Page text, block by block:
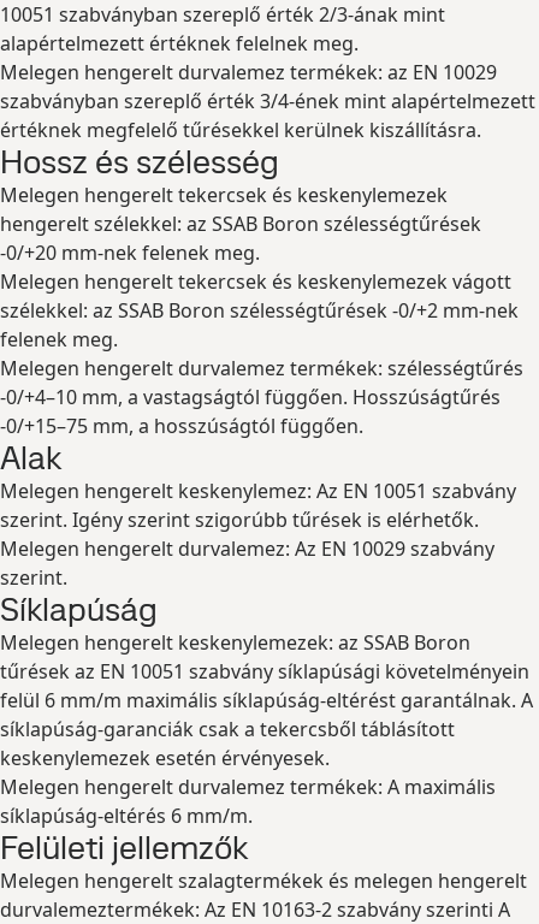
10051 szabványban szereplő érték 2/3-ának mint
alapértelmezett értéknek felelnek meg.
Melegen hengerelt durvalemez termékek: az EN 10029
szabványban szereplő érték 3/4-ének mint alapértelmezett
értéknek megfelelő tűrésekkel kerülnek kiszállításra.
Hossz és szélesség
Melegen hengerelt tekercsek és keskenylemezek
hengerelt szélekkel: az SSAB Boron szélességtűrések
-0/+20 mm-nek felenek meg.
Melegen hengerelt tekercsek és keskenylemezek vágott
szélekkel: az SSAB Boron szélességtűrések -0/+2 mm-nek
felenek meg.
Melegen hengerelt durvalemez termékek: szélességtűrés
-0/+4–10 mm, a vastagságtól függően. Hosszúságtűrés
-0/+15–75 mm, a hosszúságtól függően.
Alak
Melegen hengerelt keskenylemez: Az EN 10051 szabvány
szerint. Igény szerint szigorúbb tűrések is elérhetők.
Melegen hengerelt durvalemez: Az EN 10029 szabvány
szerint.
Síklapúság
Melegen hengerelt keskenylemezek: az SSAB Boron
tűrések az EN 10051 szabvány síklapúsági követelményein
felül 6 mm/m maximális síklapúság-eltérést garantálnak. A
síklapúság-garanciák csak a tekercsből táblásított
keskenylemezek esetén érvényesek.
Melegen hengerelt durvalemez termékek: A maximális
síklapúság-eltérés 6 mm/m.
Felületi jellemzők
Melegen hengerelt szalagtermékek és melegen hengerelt
durvalemeztermékek: Az EN 10163-2 szabvány szerinti A